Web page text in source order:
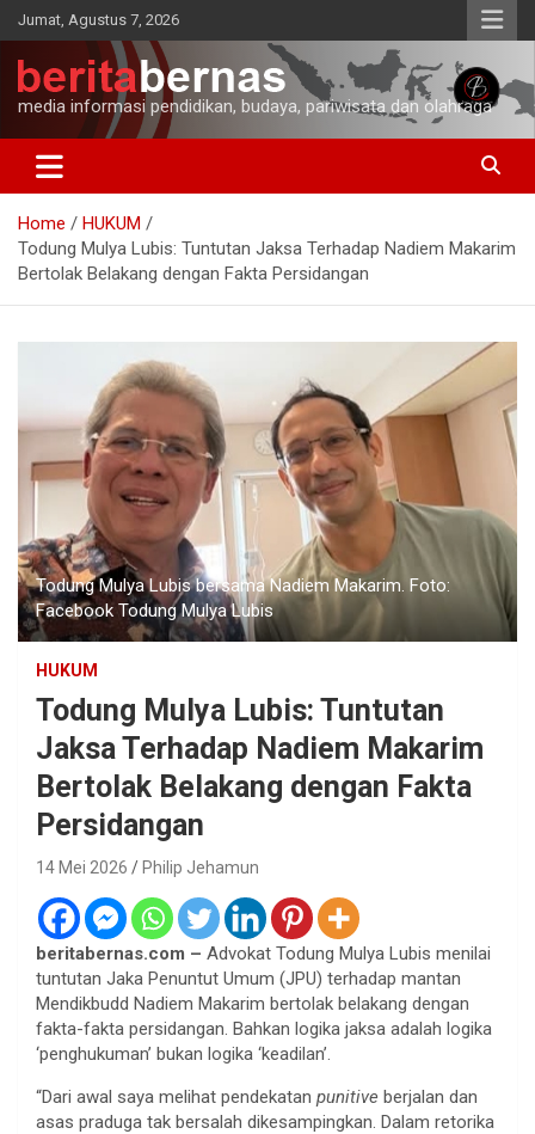
Skip
to
content
Jumat, Agustus 7, 2026
media informasi pendidikan, budaya, pariwisata dan olahraga
Home
HUKUM
Todung Mulya Lubis: Tuntutan Jaksa Terhadap Nadiem Makarim
Bertolak Belakang dengan Fakta Persidangan
Todung Mulya Lubis bersama Nadiem Makarim. Foto:
Facebook Todung Mulya Lubis
HUKUM
Todung Mulya Lubis: Tuntutan
Jaksa Terhadap Nadiem Makarim
Bertolak Belakang dengan Fakta
Persidangan
14 Mei 2026 Philip Jehamun
beritabernas.com – Advokat Todung Mulya Lubis menilai
tuntutan Jaka Penuntut Umum (JPU) terhadap mantan
Mendikbudd Nadiem Makarim bertolak belakang dengan
fakta-fakta persidangan. Bahkan logika jaksa adalah logika
‘penghukuman’ bukan logika ‘keadilan’.
“Dari awal saya melihat pendekatan punitive berjalan dan
asas praduga tak bersalah dikesampingkan. Dalam retorika